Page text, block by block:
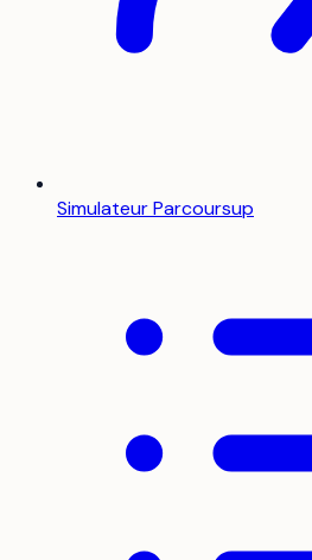
Simulateur Parcoursup